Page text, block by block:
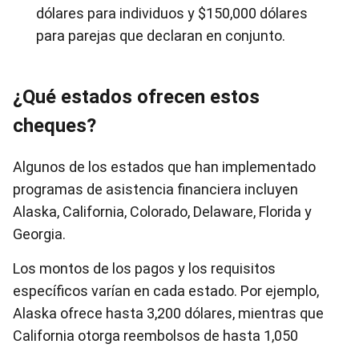
dólares para individuos y $150,000 dólares
para parejas que declaran en conjunto.
¿Qué estados ofrecen estos
cheques?
Algunos de los estados que han implementado
programas de asistencia financiera incluyen
Alaska, California, Colorado, Delaware, Florida y
Georgia.
Los montos de los pagos y los requisitos
específicos varían en cada estado. Por ejemplo,
Alaska ofrece hasta 3,200 dólares, mientras que
California otorga reembolsos de hasta 1,050